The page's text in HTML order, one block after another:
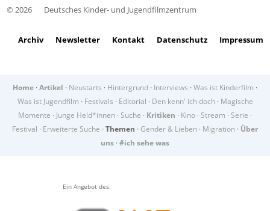
© 2026 Deutsches Kinder- und Jugendfilmzentrum
Archiv Newsletter Kontakt Datenschutz Impressum
Home · Artikel · Neustarts · Hintergrund · Interviews · Was ist Kinderfilm ·
Was ist Jugendfilm · Festivals · Editorial · Den kenn' ich doch· Magische
Momente · Junge Held*innen · Suche · Kritiken · Kino · Stream · Serie ·
Festival · Erweiterte Suche · Themen · Gender & Lieben · Migration · Über
uns · #ich sehe was
Ein Angebot des: